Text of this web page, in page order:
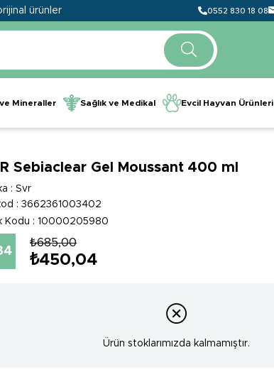
ürünler 0552 830 18 08
Mineraller Sağlık ve Medikal Evcil Hayvan Ürünleri
Sebiaclear Gel Moussant 400 ml
: Svr
: 3662361003402
Kodu
10000205980
₺685,00
₺450,04
Ürün stoklarımızda kalmamıştır.